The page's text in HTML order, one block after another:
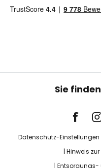
Sie
Datenschutz-Einstellungen
Hinweis
Entsorgungs-